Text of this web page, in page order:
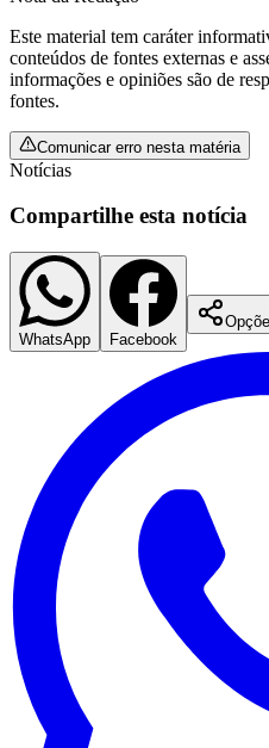
Corinthians
Palmeiras
Este material tem caráter
conteúdos de fontes externas e
informações e opiniões são de
fontes.
Comunicar erro nesta matéria
Notícias
Compartilhe esta notícia
WhatsApp Facebook